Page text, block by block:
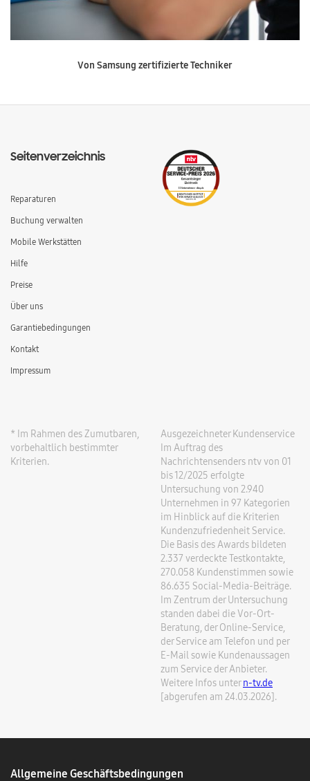
Von Samsung zertifizierte Techniker
Seitenverzeichnis
Reparaturen
Buchung verwalten
Mobile Werkstätten
Hilfe
Preise
Über uns
Garantiebedingungen
Kontakt
Impressum
* Im Rahmen des Zumutbaren,
vorbehaltlich bestimmter
Kriterien.
Ausgezeichneter Kundenservice
Im Auftrag des
Nachrichtensenders ntv von 01
bis 12/2025 erfolgte
Untersuchung von 2.940
Unternehmen in 97 Kategorien
im Hinblick auf die Kriterien
Kundenzufriedenheit Service.
Die Basis des Awards bildeten
2.337 verdeckte Testkontakte,
270.058 Kundenstimmen sowie
86.635 Social-Media-Beiträge.
Im Zentrum der Untersuchung
standen dabei die Vor-Ort-
Beratung, der Online-Service,
der Service am Telefon und per
E-Mail sowie Kundenaussagen
zum Service der Anbieter.
Weitere Infos untern-tv.de
[abgerufen am 24.03.2026].
Allgemeine Geschäftsbedingungen